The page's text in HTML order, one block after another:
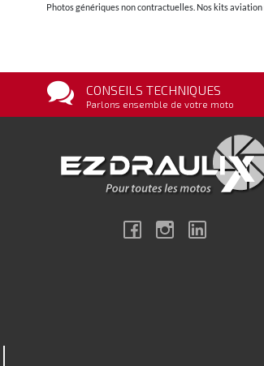
Photos génériques non contractuelles. Nos kits
CONSEILS TECHNIQUES
Parlons ensemble de votre moto
FacebookInstagram